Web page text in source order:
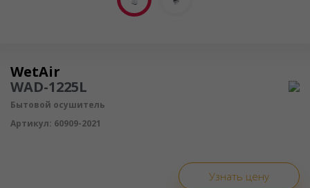
Осушитель воздуха
WetAir
WAD-1225L
Бытовой осушитель
Артикул: 60909-2021
Узнать цену